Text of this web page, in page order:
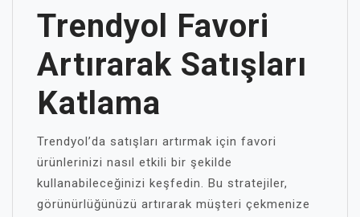
Trendyol Favori
Artırarak Satışları
Katlama
Trendyol’da satışları artırmak için favori
ürünlerinizi nasıl etkili bir şekilde
kullanabileceğinizi keşfedin. Bu stratejiler,
görünürlüğünüzü artırarak müşteri çekmenize